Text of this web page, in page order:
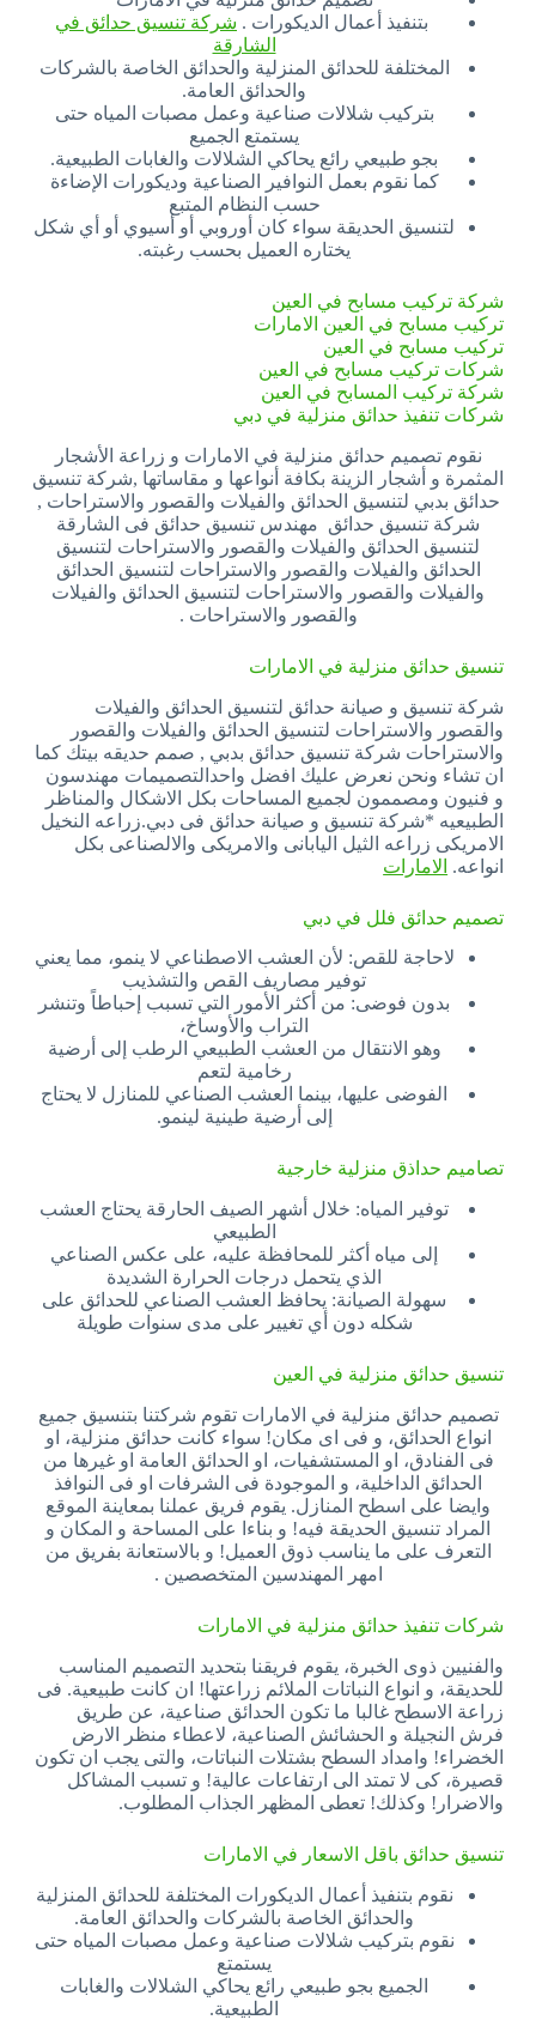
بتنفيذ أعمال الديكورات . شركة تنسيق حدائق في
الشارقة
المختلفة للحدائق المنزلية والحدائق الخاصة بالشركات
والحدائق العامة.
بتركيب شلالات صناعية وعمل مصبات المياه حتى
يستمتع الجميع
بجو طبيعي رائع يحاكي الشلالات والغابات الطبيعية.
كما نقوم بعمل النوافير الصناعية وديكورات الإضاءة
حسب النظام المتبع
لتنسيق الحديقة سواء كان أوروبي أو أسيوي أو أي شكل
يختاره العميل بحسب رغبته.
شركة تركيب مسابح في العين
تركيب مسابح في العين الامارات
تركيب مسابح في العين
شركات تركيب مسابح في العين
شركة تركيب المسابح في العين
شركات تنفيذ حدائق منزلية في دبي
نقوم تصميم حدائق منزلية في الامارات و زراعة الأشجار
المثمرة و أشجار الزينة بكافة أنواعها و مقاساتها ,شركة تنسيق
حدائق بدبي لتنسيق الحدائق والفيلات والقصور والاستراحات ,
شركة تنسيق حدائق مهندس تنسيق حدائق فى الشارقة
لتنسيق الحدائق والفيلات والقصور والاستراحات لتنسيق
الحدائق والفيلات والقصور والاستراحات لتنسيق الحدائق
والفيلات والقصور والاستراحات لتنسيق الحدائق والفيلات
والقصور والاستراحات .
تنسيق حدائق منزلية في الامارات
شركة تنسيق و صيانة حدائق لتنسيق الحدائق والفيلات
والقصور والاستراحات لتنسيق الحدائق والفيلات والقصور
والاستراحات شركة تنسيق حدائق بدبي , صمم حديقه بيتك كما
ان تشاء ونحن نعرض عليك افضل واحدالتصميمات مهندسون
و فنيون ومصممون لجميع المساحات بكل الاشكال والمناظر
الطبيعيه *شركة تنسيق و صيانة حدائق فى دبي.زراعه النخيل
الامريكى زراعه الثيل اليابانى والامريكى والالصناعى بكل
انواعه. الامارات
تصميم حدائق فلل في دبي
لاحاجة للقص: لأن العشب الاصطناعي لا ينمو، مما يعني
توفير مصاريف القص والتشذيب
بدون فوضى: من أكثر الأمور التي تسبب إحباطاً وتنشر
التراب والأوساخ،
وهو الانتقال من العشب الطبيعي الرطب إلى أرضية
رخامية لتعم
الفوضى عليها، بينما العشب الصناعي للمنازل لا يحتاج
إلى أرضية طينية لينمو.
تصاميم حداذق منزلية خارجية
توفير المياه: خلال أشهر الصيف الحارقة يحتاج العشب
الطبيعي
إلى مياه أكثر للمحافظة عليه، على عكس الصناعي
الذي يتحمل درجات الحرارة الشديدة
سهولة الصيانة: يحافظ العشب الصناعي للحدائق على
شكله دون أي تغيير على مدى سنوات طويلة
تنسيق حدائق منزلية في العين
تصميم حدائق منزلية في الامارات تقوم شركتنا بتنسيق جميع
انواع الحدائق، و فى اى مكان! سواء كانت حدائق منزلية، او
فى الفنادق، او المستشفيات، او الحدائق العامة او غيرها من
الحدائق الداخلية، و الموجودة فى الشرفات او فى النوافذ
وايضا على اسطح المنازل. يقوم فريق عملنا بمعاينة الموقع
المراد تنسيق الحديقة فيه! و بناءا على المساحة و المكان و
التعرف على ما يناسب ذوق العميل! و بالاستعانة بفريق من
امهر المهندسين المتخصصين .
شركات تنفيذ حدائق منزلية في الامارات
والفنيين ذوى الخبرة، يقوم فريقنا بتحديد التصميم المناسب
للحديقة، و انواع النباتات الملائم زراعتها! ان كانت طبيعية. فى
زراعة الاسطح غالبا ما تكون الحدائق صناعية، عن طريق
فرش النجيلة و الحشائش الصناعية، لاعطاء منظر الارض
الخضراء! وامداد السطح بشتلات النباتات، والتى يجب ان تكون
قصيرة، كى لا تمتد الى ارتفاعات عالية! و تسبب المشاكل
والاضرار! وكذلك! تعطى المظهر الجذاب المطلوب.
تنسيق حدائق باقل الاسعار في الامارات
نقوم بتنفيذ أعمال الديكورات المختلفة للحدائق المنزلية
والحدائق الخاصة بالشركات والحدائق العامة.
نقوم بتركيب شلالات صناعية وعمل مصبات المياه حتى
يستمتع
الجميع بجو طبيعي رائع يحاكي الشلالات والغابات
الطبيعية.